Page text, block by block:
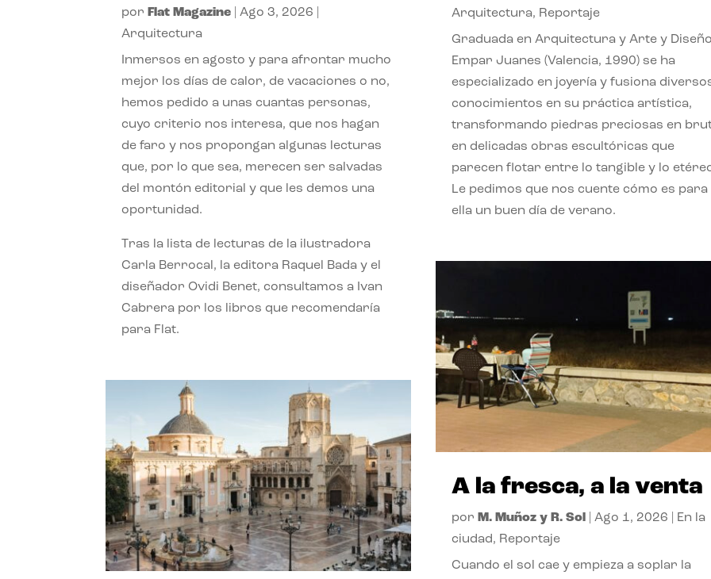
por Flat Magazine |Ago 3, 2026
Arquitectura
Inmersos en agosto y para afrontar mucho
mejor los días de calor, de vacaciones o no,
hemos pedido a unas cuantas personas,
cuyo criterio nos interesa, que nos hagan
de faro y nos propongan algunas lecturas
que, por lo que sea, merecen ser salvadas
del montón editorial y que les demos una
oportunidad.
Tras la lista de lecturas de la ilustradora
Carla Berrocal, la editora Raquel Bada y el
diseñador Ovidi Benet, consultamos a Ivan
Cabrera por los libros que recomendaría
para Flat.
Arquitectura, Reportaje
Graduada en Arquitectura y Arte y
Empar Juanes (Valencia, 1990) se ha
especializado en joyería y fusiona
conocimientos en su práctica artística,
transformando piedras preciosas en
en delicadas obras escultóricas que
parecen flotar entre lo tangible y lo
Le pedimos que nos cuente cómo es para
ella un buen día de verano.
A la fresca, a la venta
por M. Muñoz y R. Sol Ago 1, 2026
En la
ciudad, Reportaje
Cuando el sol cae y empieza a soplar la